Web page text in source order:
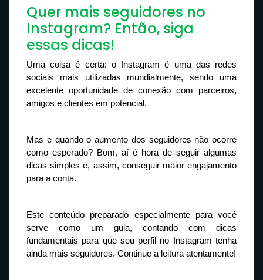
Quer mais seguidores no
Instagram? Então, siga
essas dicas!
Uma coisa é certa: o Instagram é uma das redes
sociais mais utilizadas mundialmente, sendo uma
excelente oportunidade de conexão com parceiros,
amigos e clientes em potencial.
Mas e quando o aumento dos seguidores não ocorre
como esperado? Bom, aí é hora de seguir algumas
dicas simples e, assim, conseguir maior engajamento
para a conta.
Este conteúdo preparado especialmente para você
serve como um guia, contando com dicas
fundamentais para que seu perfil no Instagram tenha
ainda mais seguidores. Continue a leitura atentamente!